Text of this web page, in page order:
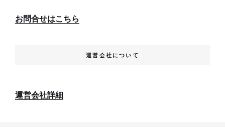
お問合せはこちら
運営会社について
運営会社詳細